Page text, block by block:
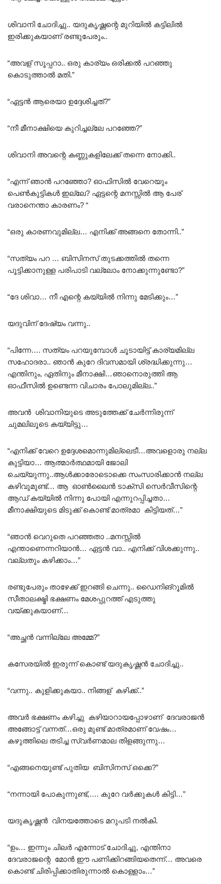
ശിവാനി ചോദിച്ചു.. യദുകൃഷ്ണന്റെ മുറിയിൽ കട്ടിലിൽ
ഇരിക്കുകയാണ് രണ്ടുപേരും..
“അവള് സൂപ്പറാ.. ഒരു കാര്യം ഒരിക്കൽ പറഞ്ഞു
കൊടുത്താൽ മതി.”
“ഏട്ടൻ ആരെയാ ഉദ്ദേശിച്ചത്?”
“നീ മീനാക്ഷിയെ കുറിച്ചല്ലേ പറഞ്ഞേ?”
ശിവാനി അവന്റെ കണ്ണുകളിലേക്ക് തന്നെ നോക്കി..
“എന്ന് ഞാൻ പറഞ്ഞോ? ഓഫിസിൽ വേറെയും
പെൺകുട്ടികൾ ഇല്ലേ? ഏട്ടന്റെ മനസ്സിൽ ആ പേര്
വരാനെന്താ കാരണം? “
“ഒരു കാരണവുമില്ല… എനിക്ക് അങ്ങനെ തോന്നി..”
“സത്യം പറ … ബിസിനസ്‌ തുടക്കത്തിൽ തന്നെ
പൂട്ടിക്കാനുള്ള പരിപാടി വല്ലോം നോക്കുന്നുണ്ടോ?”
“ദേ ശിവാ… നീ എന്റെ കയ്യിൽ നിന്നു മേടിക്കും…”
യദുവിന് ദേഷ്യം വന്നു..
“പിന്നേ…. സത്യം പറയുമ്പോൾ ചൂടായിട്ട് കാര്യമില്ല
സഹോദരാ.. ഞാൻ കുറേ ദിവസമായി ശ്രദ്ധിക്കുന്നു…
എന്തിനും, ഏതിനും മീനാക്ഷി…ഞാനൊരുത്തി ആ
ഓഫീസിൽ ഉണ്ടെന്ന വിചാരം പോലുമില്ല..”
അവൻ ശിവാനിയുടെ അടുത്തേക്ക് ചേർന്നിരുന്ന്
ചുമലിലൂടെ കയ്യിട്ടു…
“എനിക്ക് വേറെ ഉദ്ദേശമൊന്നുമില്ലെടീ…അവളൊരു നല്ല
കുട്ടിയാ… ആത്മാർത്ഥമായി ജോലി
ചെയ്യുന്നു..ആൾക്കാരോടൊക്കെ സംസാരിക്കാൻ നല്ല
കഴിവുമുണ്ട്… ആ ഓൺലൈൻ ടാക്സി സെർവീസിന്റെ
ആഡ് കയ്യിൽ നിന്നു പോയി എന്നുറപ്പിച്ചതാ…
മീനാക്ഷിയുടെ മിടുക്ക് കൊണ്ട് മാത്രമാ കിട്ടിയത്…”
“ഞാൻ വെറുതെ പറഞ്ഞതാ ..മനസ്സിൽ
എന്താണെന്നറിയാൻ… ഏട്ടൻ വാ.. എനിക്ക് വിശക്കുന്നു..
വല്ലതും കഴിക്കാം…”
രണ്ടുപേരും താഴേക്ക് ഇറങ്ങി ചെന്നു.. ഡൈനിങ്റൂമിൽ
സീതാലക്ഷ്മി ഭക്ഷണം മേശപ്പുറത്ത് എടുത്തു
വയ്ക്കുകയാണ്…
“അച്ഛൻ വന്നില്ലേ അമ്മേ?”
കസേരയിൽ ഇരുന്ന് കൊണ്ട് യദുകൃഷ്ണൻ ചോദിച്ചു..
“വന്നു.. കുളിക്കുകയാ.. നിങ്ങള് കഴിക്ക്..”
അവർ ഭക്ഷണം കഴിച്ചു കഴിയാറായപ്പോഴാണ് ദേവരാജൻ
അങ്ങോട്ട് വന്നത്…ഒരു മുണ്ട് മാത്രമാണ് വേഷം…
കഴുത്തിലെ തടിച്ച സ്വർണമാല തിളങ്ങുന്നു…
“എങ്ങനെയുണ്ട് പുതിയ ബിസിനസ്‌ ഒക്കെ?”
“നന്നായി പോകുന്നുണ്ട്,…. കുറേ വർക്കുകൾ കിട്ടി…”
യദുകൃഷ്ണൻ വിനയത്തോടെ മറുപടി നൽകി.
“ഉം… ഇന്നും ചിലർ എന്നോട് ചോദിച്ചു, എന്തിനാ
ദേവരാജന്റെ മോൻ ഈ പണിക്കിറങ്ങിയതെന്ന്… അവരെ
കൊണ്ട് ചിരിപ്പിക്കാതിരുന്നാൽ കൊള്ളാം…”